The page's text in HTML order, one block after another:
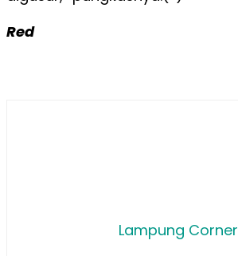
Red
Lampung Corner